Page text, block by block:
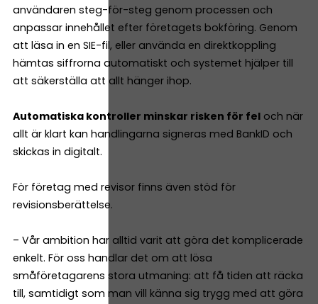
användaren steg-för-steg genom processen och
anpassar innehållet efter företagets bokföring. Genom
att läsa in en SIE-fil, eller använda en direktkoppling
hämtas siffrorna automatiskt och systemet hjälper till
att säkerställa att allt hänger ihop.
Automatiska kontroller minskar risken för fel och när
allt är klart kan handlingarna signeras med BankID och
skickas in digitalt.
För företag med revisor finns även stöd för
revisionsberättelse.
– Vår ambition har alltid varit att göra det komplicerade
enkelt. För oss handlar det om att lösa
småföretagarens stora utmaning: att få tiden att räcka
till, samtidigt som man vill känna sig trygg med att göra